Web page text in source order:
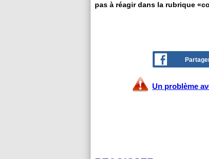
pas à réagir dans la rubrique
Un problème